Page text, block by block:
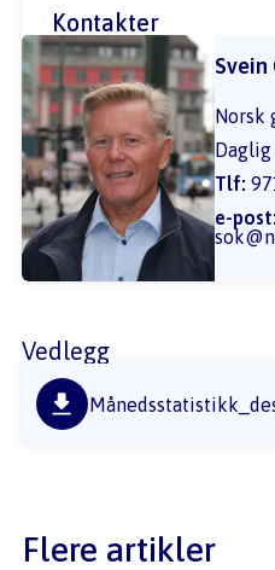
Kontakter
Svein
Tlf:
Norsk
e-post:
Vedlegg
Flere artikler